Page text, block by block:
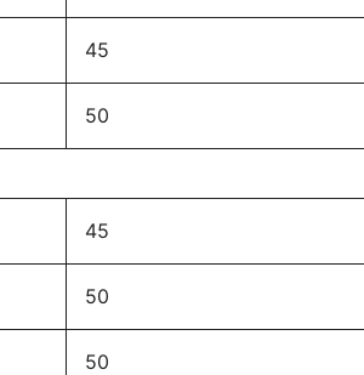
45
50
45
50
50